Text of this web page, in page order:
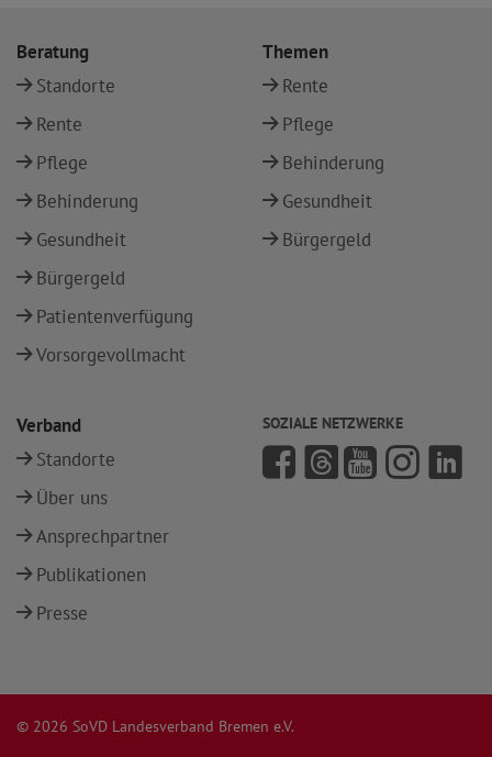
Beratung
Standorte
Rente
Pflege
Behinderung
Gesundheit
Bürgergeld
Patientenverfügung
Vorsorgevollmacht
Themen
Rente
Pflege
Behinderung
Gesundheit
Bürgergeld
Verband
Standorte
Über uns
Ansprechpartner
Publikationen
Presse
SOZIALE NETZWERKE
© 2026 SoVD Landesverband Bremen e.V.